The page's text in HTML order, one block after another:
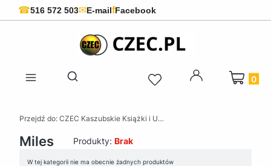
☎516 572 503✉E-mailfFacebook
Otwórz wyszukiwarkę
Produkty
Przejdź do: CZEC Kaszubskie Książki i Upominki - Pamiątki z Kaszub
Miles Produkty: Brak
Lista produktów
W tej kategorii nie ma obecnie żadnych produktów